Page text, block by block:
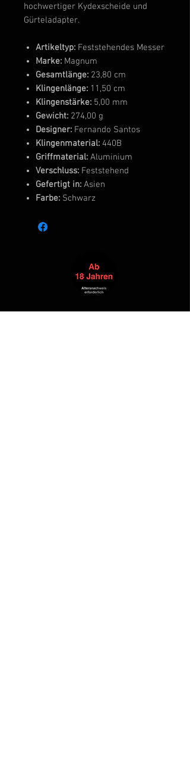
hochwertiger Kydexscheide und
Gürteladapter.
Artikeltyp: Feststehendes Messer
Marke: Magnum
Gesamtlänge: 23,80 cm
Klingenlänge: 11,50 cm
Klingenstärke: 5,00 mm
Gewicht: 274,00 g
Designer: Fernando Santos
Klingenmaterial: 440B
Griffmaterial: Aluminium
Verschluss: Feststehend
Gefertigt in: Asien
Farbe: Schwarz